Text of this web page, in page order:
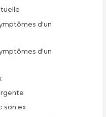
d'un
d'un
son ex